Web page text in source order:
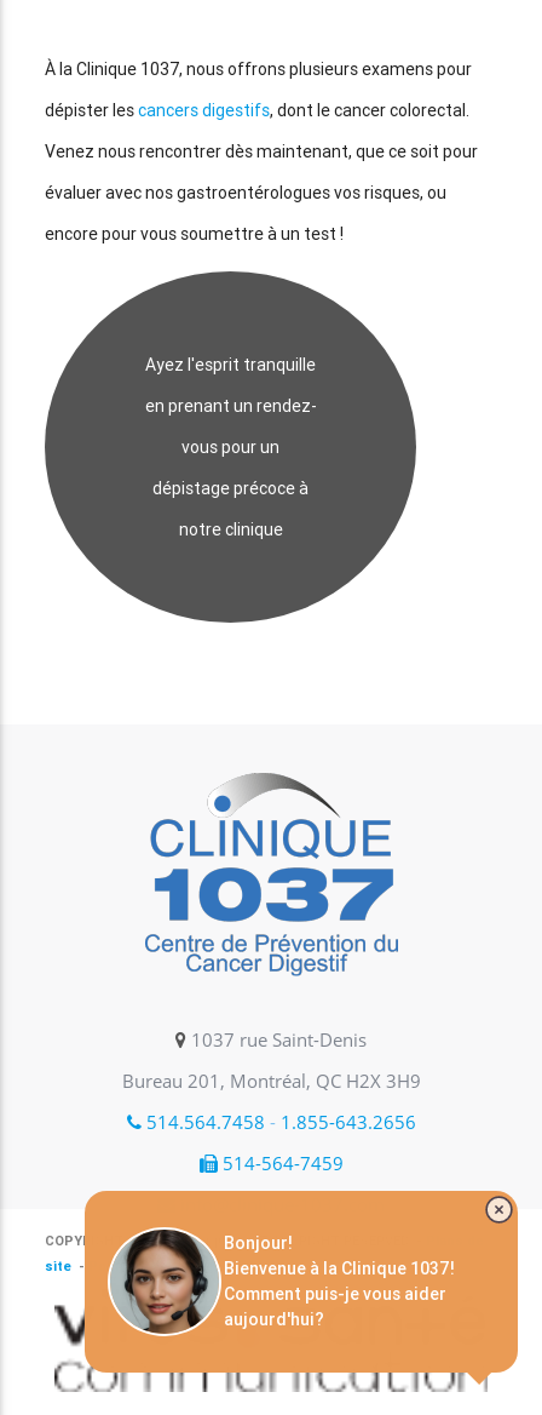
À la Clinique 1037, nous offrons plusieurs examens pour
dépister lescancers digestifs, dont le cancer colorectal.
Venez nous rencontrer dès maintenant, que ce soit pour
évaluer avec nos gastroentérologues vos risques, ou
encore pour vous soumettre à un test !
Ayez l'esprit tranquille
en prenant un rendez-
vous pour un
dépistage précoce à
notre clinique
Bonjour!
Bienvenue à la Clinique 1037!
Comment puis-je vous aider
aujourd'hui?
1037 rue Saint-Denis
Bureau 201, Montréal, QC H2X 3H9
514.564.7458 - 1.855-643.2656
514-564-7459
COPYRIGHT © 2026 Clinique1037.ALL RIGHT RESERVED. -
site - Politique de confidentialité